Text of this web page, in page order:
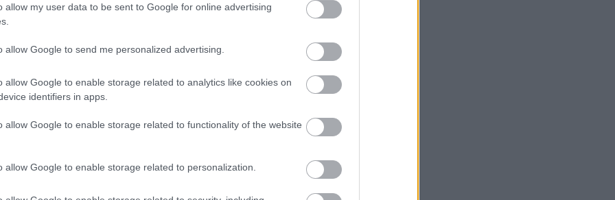
allow my user data to be sent to Google for online advertising
allow Google to send me personalized advertising.
allow Google to enable storage related to analytics like cookies on
identifiers in apps.
allow Google to enable storage related to functionality of the website
allow Google to enable storage related to personalization.
tervet. Ez óriási gumielőnyt biztosított
nyolc kör alatt dolgozott le egy csaknem
Ferrari lépése teljesen felborította a saját
és nem nehezedik rám nyomás, a
volna ki a tizenharmadik körben”
így folyamatosan reagálnunk kell az